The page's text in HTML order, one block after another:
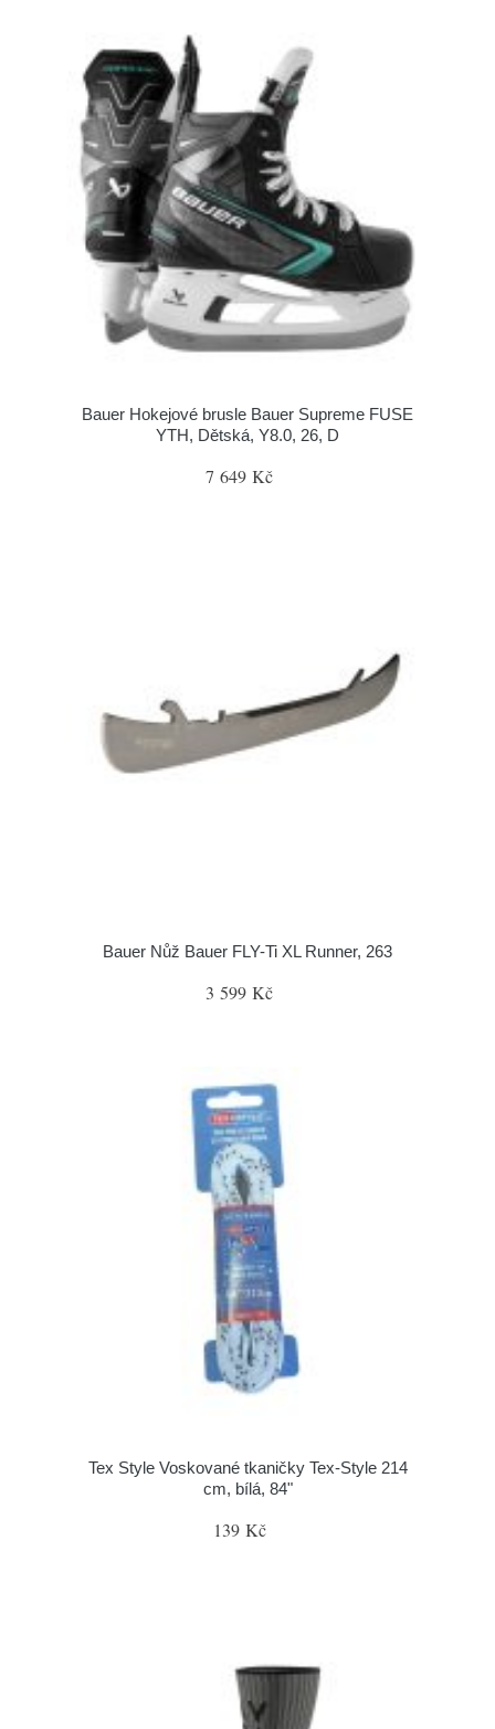
Bauer Hokejové brusle Bauer Supreme FUSE
YTH, Dětská, Y8.0, 26, D
7 649 Kč
Bauer Nůž Bauer FLY-Ti XL Runner, 263
3 599 Kč
Tex Style Voskované tkaničky Tex-Style 214
cm, bílá, 84"
139 Kč